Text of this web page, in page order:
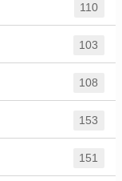
110
103
108
153
151